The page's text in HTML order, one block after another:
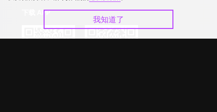
下载 APP
我知道了